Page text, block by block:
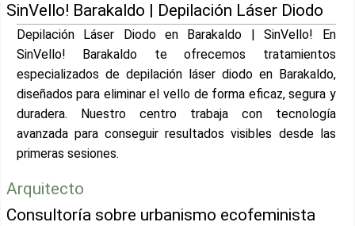
SinVello! Barakaldo | Depilación Láser Diodo
Depilación Láser Diodo en Barakaldo | SinVello! En
SinVello! Barakaldo te ofrecemos tratamientos
especializados de depilación láser diodo en Barakaldo,
diseñados para eliminar el vello de forma eficaz, segura y
duradera. Nuestro centro trabaja con tecnología
avanzada para conseguir resultados visibles desde las
primeras sesiones.
Arquitecto
Consultoría sobre urbanismo ecofeminista